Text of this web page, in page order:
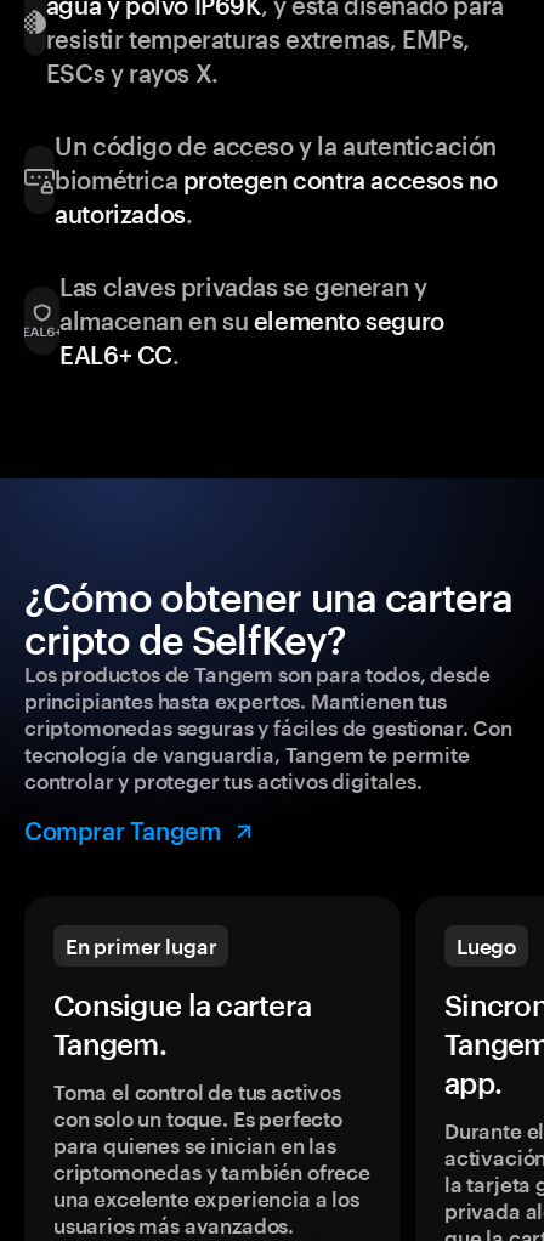
resistir temperaturas extremas, EMPs,
ESCs y rayos X.
Un código de acceso y la autenticación
biométrica protegen contra accesos no
autorizados.
Las claves privadas se generan y
almacenan en su elemento seguro
EAL6+ CC.
¿Cómo obtener una cartera
cripto de SelfKey?
Los productos de Tangem son para todos, desde
principiantes hasta expertos. Mantienen tus
criptomonedas seguras y fáciles de gestionar. Con
tecnología de vanguardia, Tangem te permite
controlar y proteger tus activos digitales.
Comprar Tangem
En primer lugar
Consigue la cartera
Tangem.
Toma el control de tus activos
con solo un toque. Es perfecto
para quienes se inician en las
criptomonedas y también ofrece
una excelente experiencia a los
usuarios más avanzados.
Luego
app.
Durante
la tarjeta
privada